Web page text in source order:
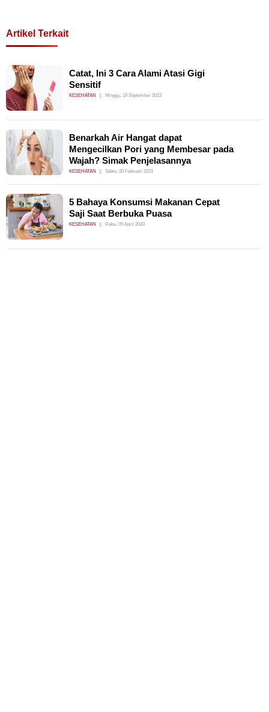
Artikel Terkait
Catat, Ini 3 Cara Alami Atasi Gigi
Sensitif
KESEHATAN Minggu, 18 September 2022
Benarkah Air Hangat dapat
Mengecilkan Pori yang Membesar pada
Wajah? Simak Penjelasannya
KESEHATAN Sabtu, 20 Februari 2021
5 Bahaya Konsumsi Makanan Cepat
Saji Saat Berbuka Puasa
KESEHATAN Rabu, 05 April 2023